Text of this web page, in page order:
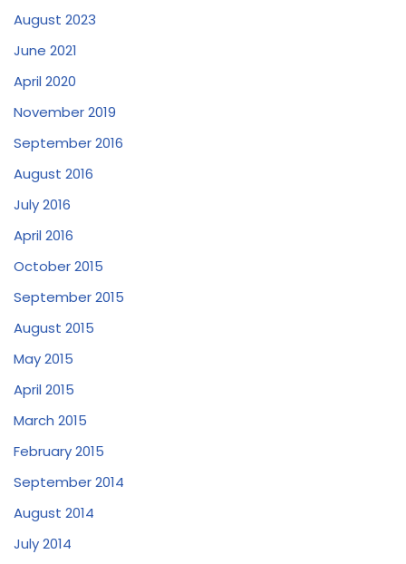
August 2023
June 2021
April 2020
November 2019
September 2016
August 2016
July 2016
April 2016
October 2015
September 2015
August 2015
May 2015
April 2015
March 2015
February 2015
September 2014
August 2014
July 2014